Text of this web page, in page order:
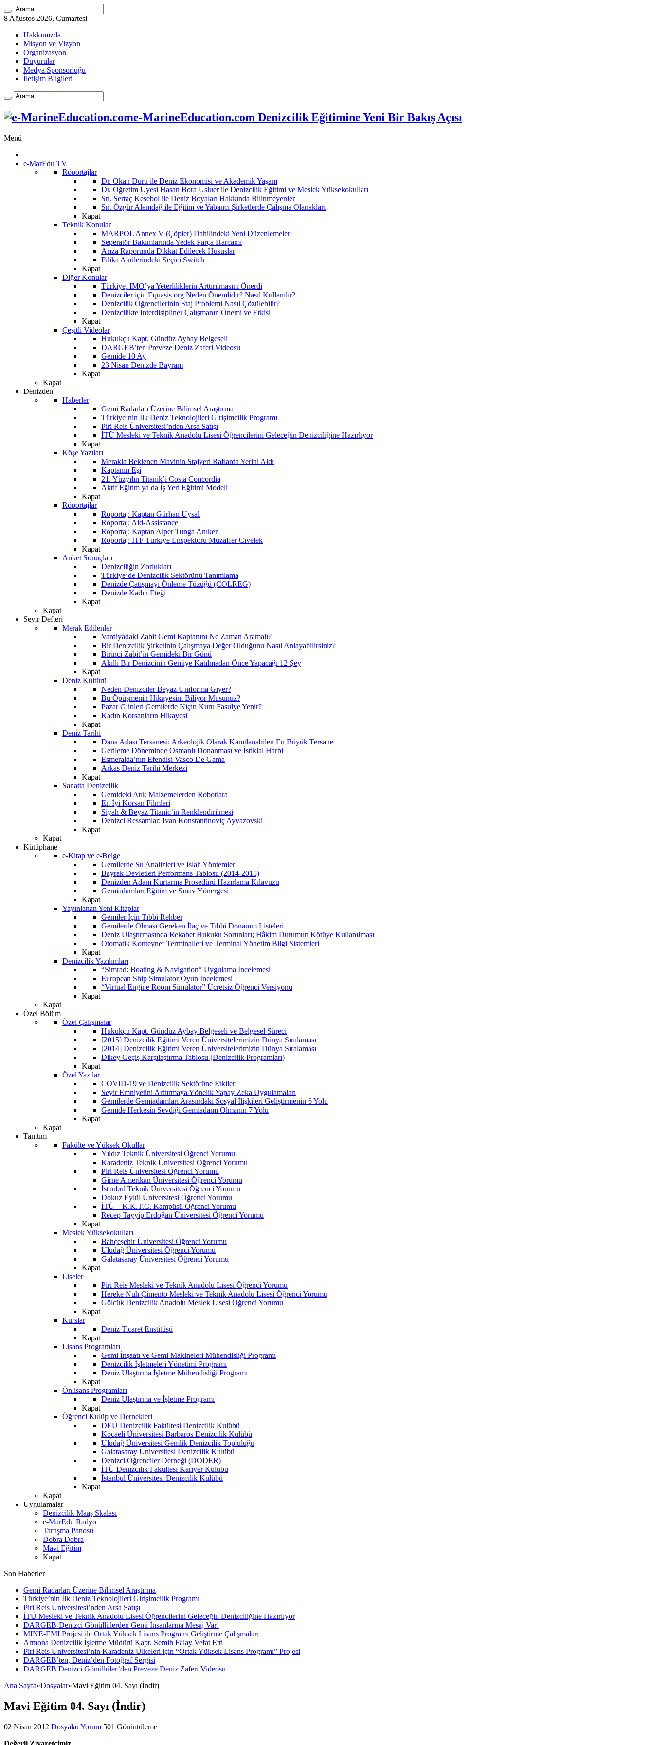
8 Ağustos 2026, Cumartesi
Hakkımızda
Misyon ve Vizyon
Organizasyon
Duyurular
Medya Sponsorluğu
İletişim Bilgileri
e-MarineEducation.com Denizcilik Eğitimine Yeni Bir Bakış Açısı
Menü
e-MarEdu TV
Röportajlar
Dr. Okan Duru ile Deniz Ekonomisi ve Akademik Yaşam
Dr. Öğretim Üyesi Hasan Bora Usluer ile Denizcilik Eğitimi ve Meslek Yüksekokulları
Sn. Sertaç Kesebol ile Deniz Boyaları Hakkında Bilinmeyenler
Sn. Özgür Alemdağ ile Eğitim ve Yabancı Şirketlerde Çalışma Olanakları
Kapat
Teknik Konular
MARPOL Annex V (Çöpler) Dahilindeki Yeni Düzenlemeler
Seperatör Bakımlarında Yedek Parça Harcamı
Arıza Raporunda Dikkat Edilecek Hususlar
Filika Akülerindeki Seçici Switch
Kapat
Diğer Konular
Türkiye, IMO’ya Yeterliliklerin Arttırılmasını Önerdi
Denizciler için Equasis.org Neden Önemlidir? Nasıl Kullanılır?
Denizcilik Öğrencilerinin Staj Problemi Nasıl Çözülebilir?
Denizcilikte Interdisipliner Çalışmanın Önemi ve Etkisi
Kapat
Çeşitli Videolar
Hukukçu Kapt. Gündüz Aybay Belgeseli
DARGEB’ten Preveze Deniz Zaferi Videosu
Gemide 10 Ay
23 Nisan Denizde Bayram
Kapat
Kapat
Denizden
Haberler
Gemi Radarları Üzerine Bilimsel Araştırma
Türkiye’nin İlk Deniz Teknolojileri Girişimcilik Programı
Piri Reis Üniversitesi’nden Arsa Satışı
İTÜ Mesleki ve Teknik Anadolu Lisesi Öğrencilerini Geleceğin Denizciliğine Hazırlıyor
Kapat
Köşe Yazıları
Merakla Beklenen Mavinin Stajyeri Raflarda Yerini Aldı
Kaptanın Eşi
21. Yüzyılın Titanik’i Costa Concordia
Aktif Eğitim ya da İş Yeri Eğitimi Modeli
Kapat
Röportajlar
Röportaj: Kaptan Gürhan Uysal
Röportaj: Aid-Assistance
Röportaj: Kaptan Alper Tunga Anıker
Röportaj: ITF Türkiye Enspektörü Muzaffer Civelek
Kapat
Anket Sonuçları
Denizciliğin Zorlukları
Türkiye’de Denizcilik Sektörünü Tanımlama
Denizde Çatışmayı Önleme Tüzüğü (COLREG)
Denizde Kadın Eteği
Kapat
Kapat
Seyir Defteri
Merak Edilenler
Vardiyadaki Zabit Gemi Kaptanını Ne Zaman Aramalı?
Bir Denizcilik Şirketinin Çalışmaya Değer Olduğunu Nasıl Anlayabilirsiniz?
Birinci Zabit’in Gemideki Bir Günü
Akıllı Bir Denizcinin Gemiye Katılmadan Önce Yapacağı 12 Şey
Kapat
Deniz Kültürü
Neden Denizciler Beyaz Üniforma Giyer?
Bu Öpüşmenin Hikayesini Biliyor Musunuz?
Pazar Günleri Gemilerde Niçin Kuru Fasulye Yenir?
Kadın Korsanların Hikayesi
Kapat
Deniz Tarihi
Dana Adası Tersanesi: Arkeolojik Olarak Kanıtlanabilen En Büyük Tersane
Gerileme Döneminde Osmanlı Donanması ve İstiklal Harbi
Esmeralda’nın Efendisi Vasco De Gama
Arkas Deniz Tarihi Merkezi
Kapat
Sanatta Denizcilik
Gemideki Atık Malzemelerden Robotlara
En İyi Korsan Filmleri
Siyah & Beyaz Titanic’in Renklendirilmesi
Denizci Ressamlar: İvan Konstantinoviç Ayvazovski
Kapat
Kapat
Kütüphane
e-Kitap ve e-Belge
Gemilerde Su Analizleri ve Islah Yöntemleri
Bayrak Devletleri Performans Tablosu (2014-2015)
Denizden Adam Kurtarma Prosedürü Hazırlama Kılavuzu
Gemiadamları Eğitim ve Sınav Yönergesi
Kapat
Yayınlanan Yeni Kitaplar
Gemiler İçin Tıbbi Rehber
Gemilerde Olması Gereken İlaç ve Tıbbi Donanım Listeleri
Deniz Ulaştırmasında Rekabet Hukuku Sorunları; Hâkim Durumun Kötüye Kullanılması
Otomatik Konteyner Terminalleri ve Terminal Yönetim Bilgi Sistemleri
Kapat
Denizcilik Yazılımları
“Simrad: Boating & Navigation” Uygulama İncelemesi
European Ship Simulator Oyun İncelemesi
“Virtual Engine Room Simulator” Ücretsiz Öğrenci Versiyonu
Kapat
Kapat
Özel Bölüm
Özel Çalışmalar
Hukukçu Kapt. Gündüz Aybay Belgeseli ve Belgesel Süreci
[2015] Denizcilik Eğitimi Veren Üniversitelerimizin Dünya Sıralaması
[2014] Denizcilik Eğitimi Veren Üniversitelerimizin Dünya Sıralaması
Dikey Geçiş Karşılaştırma Tablosu (Denizcilik Programları)
Kapat
Özel Yazılar
COVID-19 ve Denizcilik Sektörüne Etkileri
Seyir Emniyetini Arttırmaya Yönelik Yapay Zeka Uygulamaları
Gemilerde Gemiadamları Arasındaki Sosyal İlişkileri Geliştirmenin 6 Yolu
Gemide Herkesin Sevdiği Gemiadamı Olmanın 7 Yolu
Kapat
Kapat
Tanıtım
Fakülte ve Yüksek Okullar
Yıldız Teknik Üniversitesi Öğrenci Yorumu
Karadeniz Teknik Üniversitesi Öğrenci Yorumu
Piri Reis Üniversitesi Öğrenci Yorumu
Girne Amerikan Üniversitesi Öğrenci Yorumu
İstanbul Teknik Üniversitesi Öğrenci Yorumu
Dokuz Eylül Üniversitesi Öğrenci Yorumu
İTÜ – K.K.T.C. Kampüsü Öğrenci Yorumu
Recep Tayyip Erdoğan Üniversitesi Öğrenci Yorumu
Kapat
Meslek Yüksekokulları
Bahçeşehir Üniversitesi Öğrenci Yorumu
Uludağ Üniversitesi Öğrenci Yorumu
Galatasaray Üniversitesi Öğrenci Yorumu
Kapat
Liseler
Piri Reis Mesleki ve Teknik Anadolu Lisesi Öğrenci Yorumu
Hereke Nuh Çimento Mesleki ve Teknik Anadolu Lisesi Öğrenci Yorumu
Gölcük Denizcilik Anadolu Meslek Lisesi Öğrenci Yorumu
Kapat
Kurslar
Deniz Ticaret Enstitüsü
Kapat
Lisans Programları
Gemi İnşaatı ve Gemi Makineleri Mühendisliği Programı
Denizcilik İşletmeleri Yönetimi Programı
Deniz Ulaştırma İşletme Mühendisliği Programı
Kapat
Önlisans Programları
Deniz Ulaştırma ve İşletme Programı
Kapat
Öğrenci Kulüp ve Dernekleri
DEÜ Denizcilik Fakültesi Denizcilik Kulübü
Kocaeli Üniversitesi Barbaros Denizcilik Kulübü
Uludağ Üniversitesi Gemlik Denizcilik Topluluğu
Galatasaray Üniversitesi Denizcilik Kulübü
Denizci Öğrenciler Derneği (DÖDER)
İTÜ Denizcilik Fakültesi Kariyer Kulübü
İstanbul Üniversitesi Denizcilik Kulübü
Kapat
Kapat
Uygulamalar
Denizcilik Maaş Skalası
e-MarEdu Radyo
Tartışma Panosu
Dobra Dobra
Mavi Eğitim
Kapat
Son Haberler
Gemi Radarları Üzerine Bilimsel Araştırma
Türkiye’nin İlk Deniz Teknolojileri Girişimcilik Programı
Piri Reis Üniversitesi’nden Arsa Satışı
İTÜ Mesleki ve Teknik Anadolu Lisesi Öğrencilerini Geleceğin Denizciliğine Hazırlıyor
DARGEB-Denizci Gönüllülerden Gemi İnsanlarına Mesaj Var!
MINE-EMI Projesi ile Ortak Yüksek Lisans Programı Geliştirme Çalışmaları
Armona Denizcilik İşletme Müdürü Kapt. Semih Falay Vefat Etti
Piri Reis Üniversitesi’nin Karadeniz Ülkeleri için “Ortak Yüksek Lisans Programı” Projesi
DARGEB’ten, Deniz’den Fotoğraf Sergisi
DARGEB Denizci Gönüllüler’den Preveze Deniz Zaferi Videosu
Ana Sayfa»Dosyalar»Mavi Eğitim 04. Sayı (İndir)
Mavi Eğitim 04. Sayı (İndir)
02 Nisan 2012 DosyalarYorum 501 Görüntüleme
Değerli Ziyaretçimiz,